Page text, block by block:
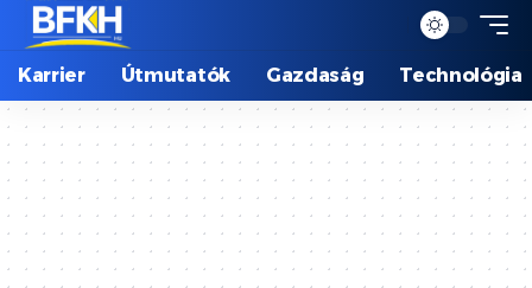
Karrier Útmutatók Gazdaság Technológia